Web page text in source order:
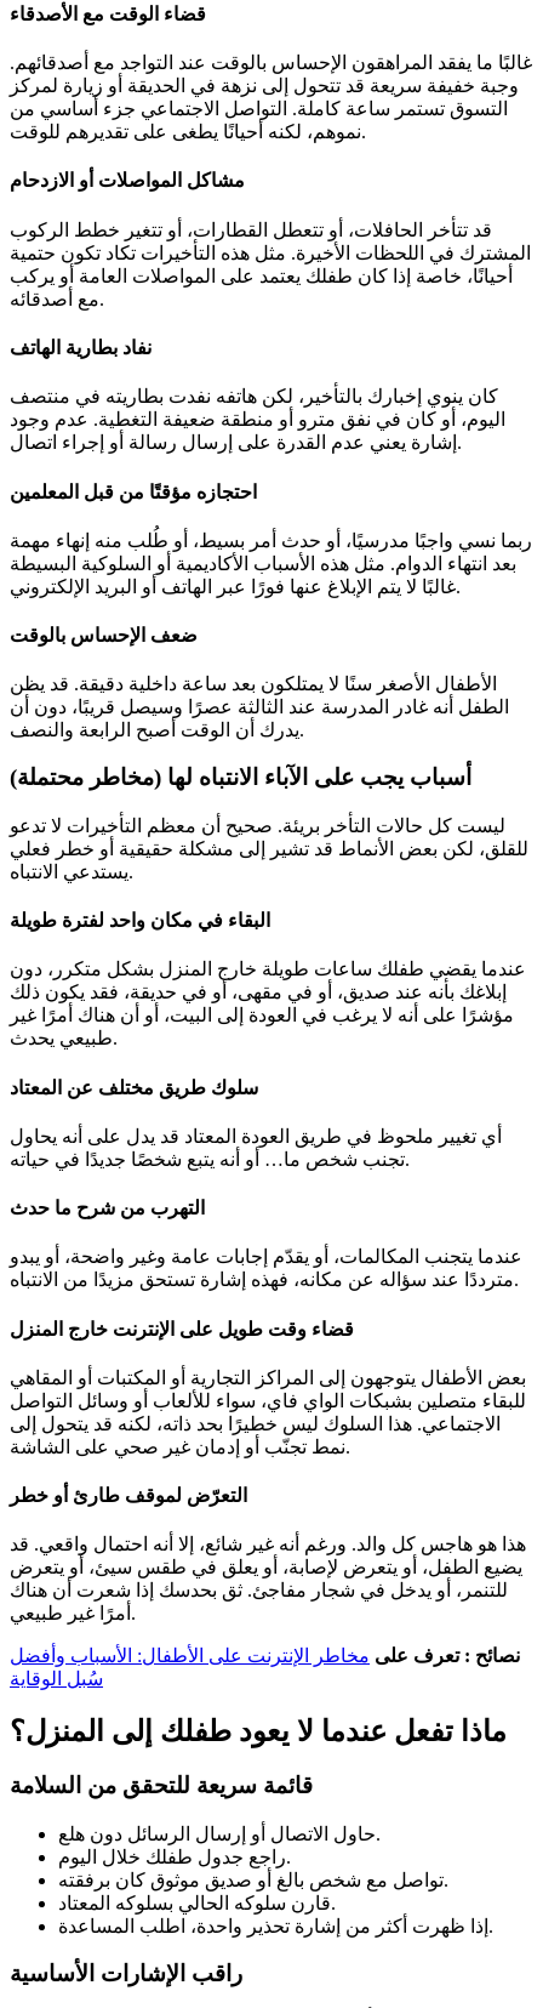
قضاء الوقت مع الأصدقاء
غالبًا ما يفقد المراهقون الإحساس بالوقت عند التواجد مع أصدقائهم.
وجبة خفيفة سريعة قد تتحول إلى نزهة في الحديقة أو زيارة لمركز
التسوق تستمر ساعة كاملة. التواصل الاجتماعي جزء أساسي من
نموهم، لكنه أحيانًا يطغى على تقديرهم للوقت.
مشاكل المواصلات أو الازدحام
قد تتأخر الحافلات، أو تتعطل القطارات، أو تتغير خطط الركوب
المشترك في اللحظات الأخيرة. مثل هذه التأخيرات تكاد تكون حتمية
أحيانًا، خاصة إذا كان طفلك يعتمد على المواصلات العامة أو يركب
مع أصدقائه.
نفاد بطارية الهاتف
كان ينوي إخبارك بالتأخير، لكن هاتفه نفدت بطاريته في منتصف
اليوم، أو كان في نفق مترو أو منطقة ضعيفة التغطية. عدم وجود
إشارة يعني عدم القدرة على إرسال رسالة أو إجراء اتصال.
احتجازه مؤقتًا من قبل المعلمين
ربما نسي واجبًا مدرسيًا، أو حدث أمر بسيط، أو طُلب منه إنهاء مهمة
بعد انتهاء الدوام. مثل هذه الأسباب الأكاديمية أو السلوكية البسيطة
غالبًا لا يتم الإبلاغ عنها فورًا عبر الهاتف أو البريد الإلكتروني.
ضعف الإحساس بالوقت
الأطفال الأصغر سنًا لا يمتلكون بعد ساعة داخلية دقيقة. قد يظن
الطفل أنه غادر المدرسة عند الثالثة عصرًا وسيصل قريبًا، دون أن
يدرك أن الوقت أصبح الرابعة والنصف.
أسباب يجب على الآباء الانتباه لها (مخاطر محتملة)
ليست كل حالات التأخر بريئة. صحيح أن معظم التأخيرات لا تدعو
للقلق، لكن بعض الأنماط قد تشير إلى مشكلة حقيقية أو خطر فعلي
يستدعي الانتباه.
البقاء في مكان واحد لفترة طويلة
عندما يقضي طفلك ساعات طويلة خارج المنزل بشكل متكرر، دون
إبلاغك بأنه عند صديق، أو في مقهى، أو في حديقة، فقد يكون ذلك
مؤشرًا على أنه لا يرغب في العودة إلى البيت، أو أن هناك أمرًا غير
طبيعي يحدث.
سلوك طريق مختلف عن المعتاد
أي تغيير ملحوظ في طريق العودة المعتاد قد يدل على أنه يحاول
تجنب شخص ما… أو أنه يتبع شخصًا جديدًا في حياته.
التهرب من شرح ما حدث
عندما يتجنب المكالمات، أو يقدّم إجابات عامة وغير واضحة، أو يبدو
مترددًا عند سؤاله عن مكانه، فهذه إشارة تستحق مزيدًا من الانتباه.
قضاء وقت طويل على الإنترنت خارج المنزل
بعض الأطفال يتوجهون إلى المراكز التجارية أو المكتبات أو المقاهي
للبقاء متصلين بشبكات الواي فاي، سواء للألعاب أو وسائل التواصل
الاجتماعي. هذا السلوك ليس خطيرًا بحد ذاته، لكنه قد يتحول إلى
نمط تجنّب أو إدمان غير صحي على الشاشة.
التعرّض لموقف طارئ أو خطر
هذا هو هاجس كل والد. ورغم أنه غير شائع، إلا أنه احتمال واقعي. قد
يضيع الطفل، أو يتعرض لإصابة، أو يعلق في طقس سيئ، أو يتعرض
للتنمر، أو يدخل في شجار مفاجئ. ثق بحدسك إذا شعرت أن هناك
أمرًا غير طبيعي.
نصائح : تعرف على مخاطر الإنترنت على الأطفال: الأسباب وأفضل
سُبل الوقاية
ماذا تفعل عندما لا يعود طفلك إلى المنزل؟
قائمة سريعة للتحقق من السلامة
حاول الاتصال أو إرسال الرسائل دون هلع.
راجع جدول طفلك خلال اليوم.
تواصل مع شخص بالغ أو صديق موثوق كان برفقته.
قارن سلوكه الحالي بسلوكه المعتاد.
إذا ظهرت أكثر من إشارة تحذير واحدة، اطلب المساعدة.
راقب الإشارات الأساسية